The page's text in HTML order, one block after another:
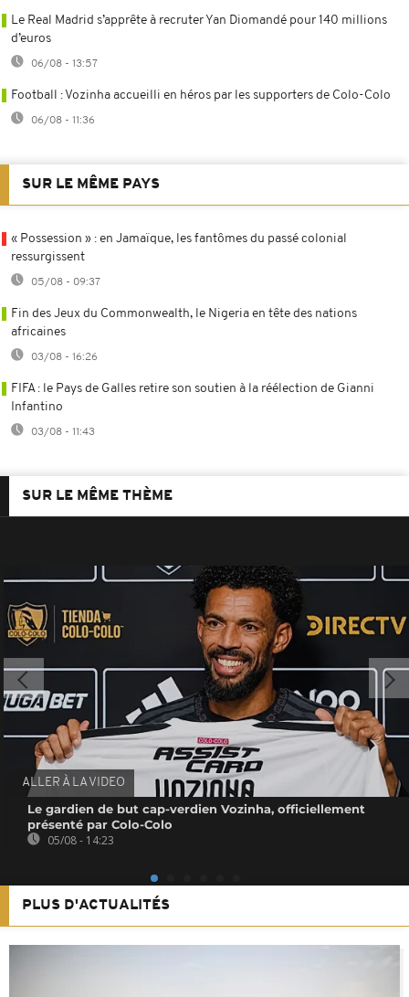
Le Real Madrid s’apprête à recruter Yan Diomandé pour 140 millions
d’euros
06/08 - 13:57
Football : Vozinha accueilli en héros par les supporters de Colo-Colo
06/08 - 11:36
SUR LE MÊME PAYS
« Possession » : en Jamaïque, les fantômes du passé colonial
ressurgissent
05/08 - 09:37
Fin des Jeux du Commonwealth, le Nigeria en tête des nations
africaines
03/08 - 16:26
FIFA : le Pays de Galles retire son soutien à la réélection de Gianni
Infantino
03/08 - 11:43
SUR LE MÊME THÈME
ALLER À LA VIDEO
Le gardien de but cap-verdien Vozinha, officiellement
présenté par Colo-Colo
05/08 - 14:23
PLUS D'ACTUALITÉS